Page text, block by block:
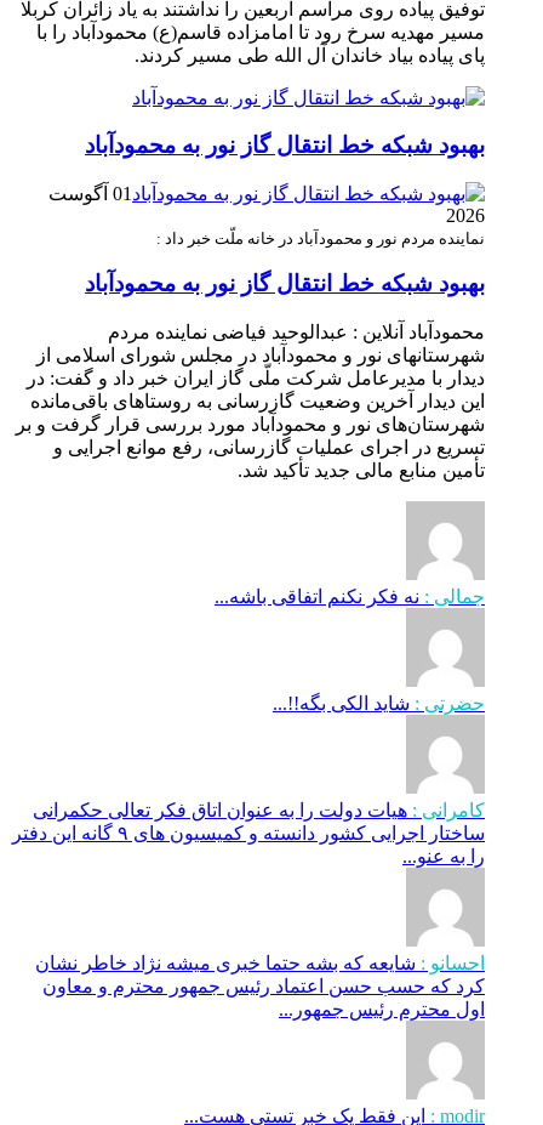
توفیق پیاده روی مراسم اربعین را نداشتند به یاد زائران کربلا
مسیر مهدیه سرخ رود تا امامزاده قاسم(ع) محمودآباد را با
پای پیاده بیاد خاندان آل الله طی مسیر کردند.
بهبود شبکه خط انتقال گاز نور به محمودآباد
01 آگوست
2026
نماینده مردم نور و محمودآباد در خانه ملّت خبر داد :
بهبود شبکه خط انتقال گاز نور به محمودآباد
محمودآباد آنلاین : عبدالوحید فیاضی نماینده مردم
شهرستانهای نور و محمودآباد در مجلس شورای اسلامی از
دیدار با مدیرعامل شرکت ملّی گاز ایران خبر داد و گفت: در
این دیدار آخرین وضعیت گازرسانی به روستاهای باقی‌مانده
شهرستان‌های نور و محمودآباد مورد بررسی قرار گرفت و بر
تسریع در اجرای عملیات گازرسانی، رفع موانع اجرایی و
تأمین منابع مالی جدید تأکید شد.
جمالی : نه فکر نکنم اتفاقی باشه...
حضرتی : شاید الکی بگه!!...
کامرانی : هیات دولت را به عنوان اتاق فکر تعالی حکمرانی
ساختار اجرایی کشور دانسته و کمیسیون های ۹ گانه این دفتر
را به عنو...
احسانو : شایعه که بشه حتما خبری میشه نژاد خاطر نشان
کرد که حسب حسن اعتماد رئیس جمهور محترم و معاون
اول محترم رئیس جمهور...
modir : این فقط یک خبر تستی هست...